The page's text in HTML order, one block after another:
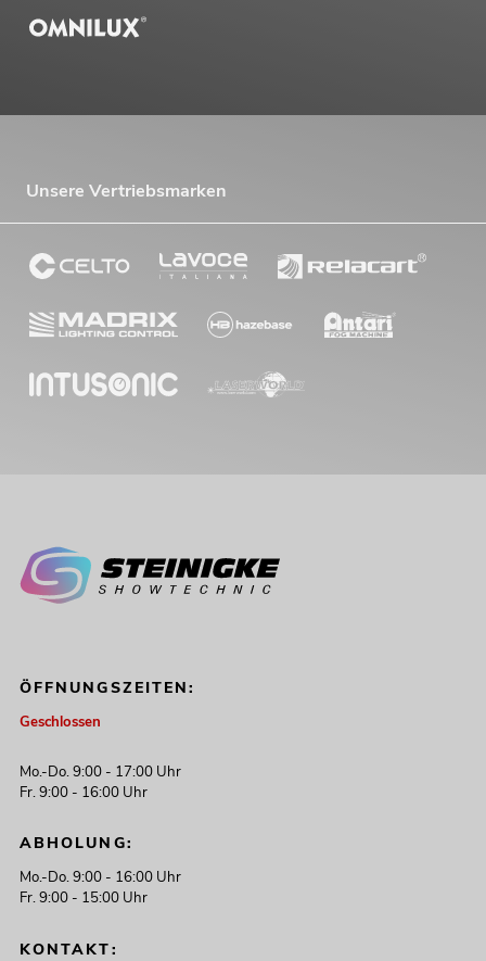
Unsere Vertriebsmarken
ÖFFNUNGSZEITEN:
Geschlossen
Mo.-Do. 9:00 - 17:00 Uhr
Fr. 9:00 - 16:00 Uhr
ABHOLUNG:
Mo.-Do. 9:00 - 16:00 Uhr
Fr. 9:00 - 15:00 Uhr
KONTAKT: